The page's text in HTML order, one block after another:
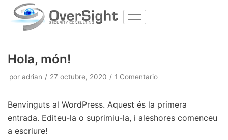
Hola, món!
por adrian 27 octubre, 2020 1 Comentario
Benvinguts al WordPress. Aquest és la primera
entrada. Editeu-la o suprimiu-la, i aleshores comenceu
a escriure!